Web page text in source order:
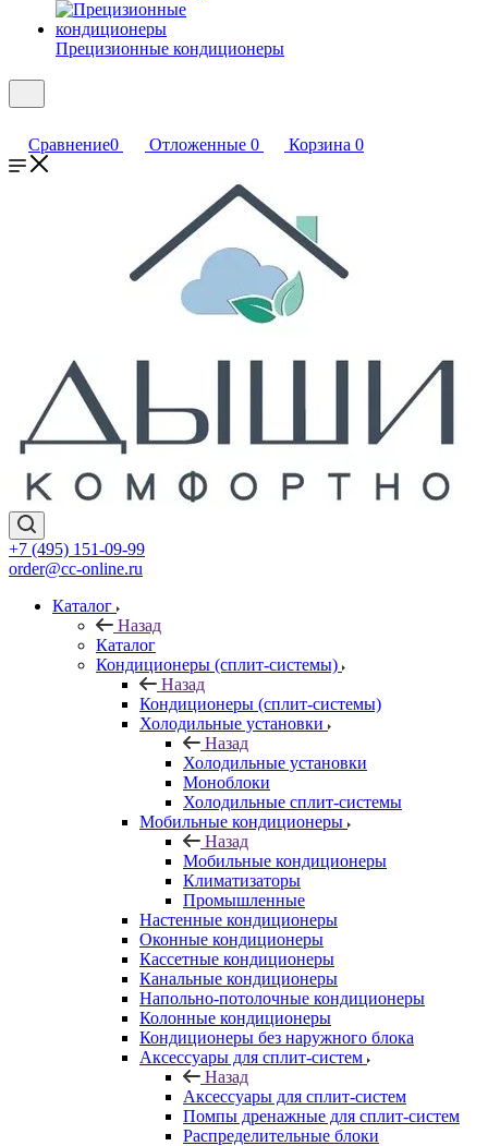
Прецизионные кондиционеры
Сравнение0 Отложенные 0 Корзина 0
+7 (495) 151-09-99
order@cc-online.ru
Каталог
Назад
Каталог
Кондиционеры (сплит-системы)
Назад
Кондиционеры (сплит-системы)
Холодильные установки
Назад
Холодильные установки
Моноблоки
Холодильные сплит-системы
Мобильные кондиционеры
Назад
Мобильные кондиционеры
Климатизаторы
Промышленные
Настенные кондиционеры
Оконные кондиционеры
Кассетные кондиционеры
Канальные кондиционеры
Напольно-потолочные кондиционеры
Колонные кондиционеры
Кондиционеры без наружного блока
Аксессуары для сплит-систем
Назад
Аксессуары для сплит-систем
Помпы дренажные для сплит-систем
Распределительные блоки